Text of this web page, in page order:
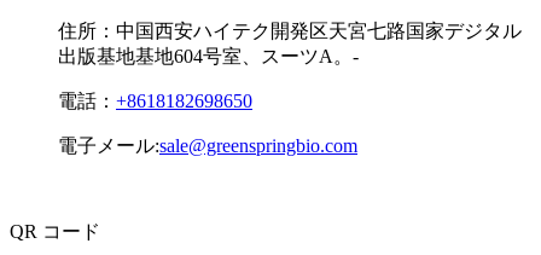
住所： 中国西安ハイテク開発区天宮七路国家デジタル
出版基地基地604号室、スーツA。-
電話： +8618182698650
電子メール:sale@greenspringbio.com
QR コード